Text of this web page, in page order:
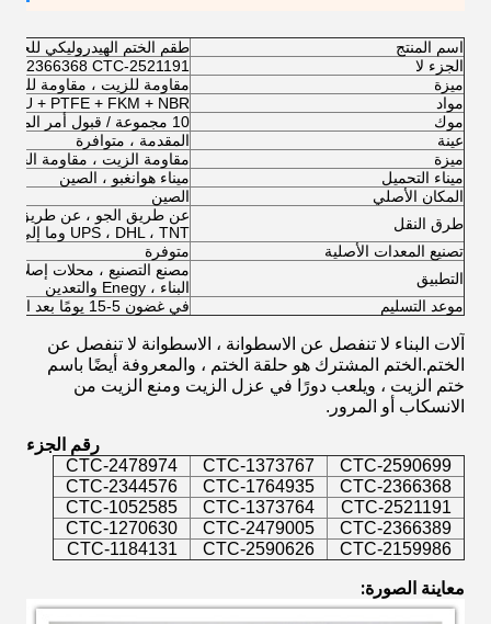
اسم المنتج
طقم الختم الهيدروليكي
الجزء لا
2366368 CTC-2521191
ميزة
مقاومة للزيت ، مقاومة
مواد
PU + PTFE + FKM + NBR
موك
10 مجموعة / قبول أمر المحاكمة
عينة
المقدمة ، متوافرة
ميزة
مقاومة الزيت ، مقاومة
ميناء التحميل
ميناء هوانغبو ، الصين
المكان الأصلي
الصين
طرق النقل
UPS ، DHL ، TNT وما إلى ذلك)
تصنيع المعدات الأصلية
متوفرة
التطبيق
مصنع التصنيع ، محلات إصلاح
البناء ، Enegy والتعدين
موعد التسليم
في غضون 5-15 يومًا بعد الحصول على فضلاتك
آلات البناء لا تنفصل عن الاسطوانة ، الاسطوانة لا تنفصل عن
الختم.الختم المشترك هو حلقة الختم ، والمعروفة أيضًا باسم
ختم الزيت ، ويلعب دورًا في عزل الزيت ومنع الزيت من
الانسكاب أو المرور.
رقم الجزء
CTC-2590699
CTC-1373767
CTC-2478974
CTC-2366368
CTC-1764935
CTC-2344576
CTC-2521191
CTC-1373764
CTC-1052585
CTC-2366389
CTC-2479005
CTC-1270630
CTC-2159986
CTC-2590626
CTC-1184131
معاينة الصورة: